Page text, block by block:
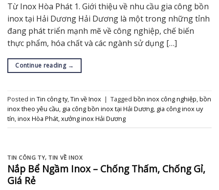
Từ Inox Hòa Phát 1. Giới thiệu về nhu cầu gia công bồn
inox tại Hải Dương Hải Dương là một trong những tỉnh
đang phát triển mạnh mẽ về công nghiệp, chế biến
thực phẩm, hóa chất và các ngành sử dụng […]
Continue reading →
Posted in Tin công ty,Tin về Inox | Tagged bồn inox công nghiệp,bồn
inox theo yêu cầu, gia công bồn inox tại Hải Dương, gia công inox uy
tín,inox Hòa Phát,xưởng inox Hải Dương
TIN CÔNG TY,TIN VỀ INOX
Nắp Bể Ngầm Inox – Chống Thấm, Chống Gỉ,
Giá Rẻ